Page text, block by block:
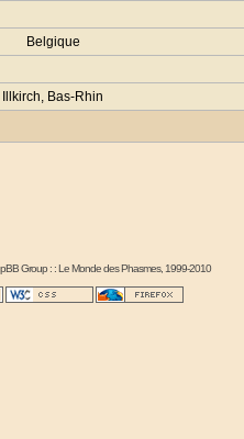
Belgique
Illkirch, Bas-Rhin
Group : :Le Monde des Phasmes, 1999-2010